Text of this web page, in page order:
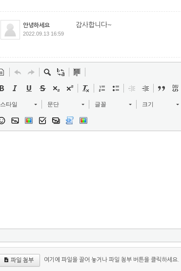
안녕하세요
2022.09.13 16:59
감사합니다~
스타일 문단 글꼴 크기
파일 첨부 여기에 파일을 끌어 놓거나 파일 첨부 버튼을 클릭하세요.